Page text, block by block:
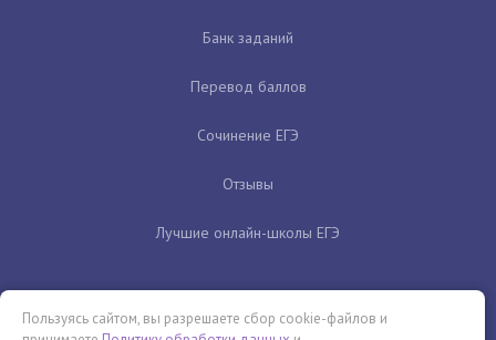
Банк заданий
Перевод баллов
Сочинение ЕГЭ
Отзывы
Лучшие онлайн-школы ЕГЭ
Пользуясь сайтом, вы разрешаете сбор cookie-файлов и